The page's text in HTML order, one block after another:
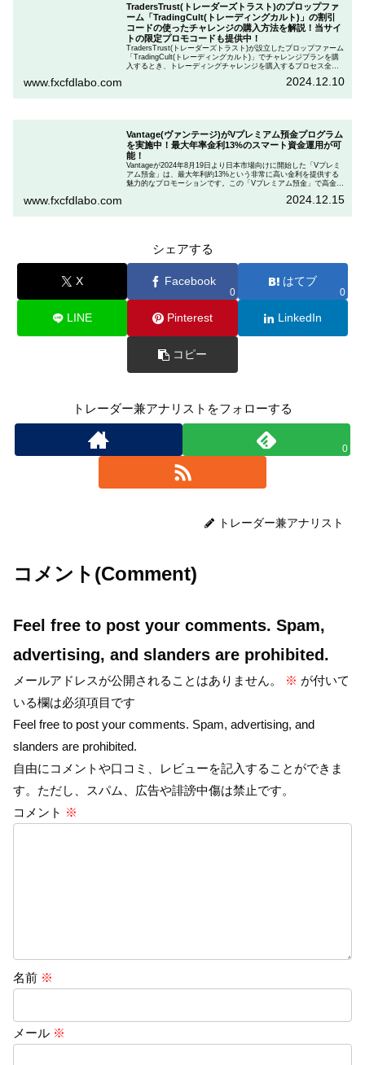
TradersTrust(トレーダーズトラスト)のプロップファ
ーム「TradingCult(トレーディングカルト)」の割引
コードの使ったチャレンジの購入方法を解説！当サイ
トの限定プロモコードも提供中！
TradersTrust(トレーダーズトラスト)が設立したプロップファーム
「TradingCult(トレーディングカルト)」でチャレンジプランを購
入するとき、トレーディングチャレンジを購入するプロセス全体
ます。さらに、TradingCultがほぼ定期的に実施している割引コー
www.fxcfdlabo.com 2024.12.10
Vantage(ヴァンテージ)がVプレミアム預金プログラム
を実施中！最大年率金利13%のスマート資金運用が可
能！
Vantageが2024年8月19日より日本市場向けに開始した「Vプレミ
アム預金」は、最大年利約13%という非常に高い金利を提供する
魅力的なプロモーションです。この「Vプレミアム預金」で高金利
「Vプレミアム預金」を行いたい人は、この記事をしっかりと読ん
www.fxcfdlabo.com 2024.12.15
シェアする
X Facebook
0
はてブ
0
LINE Pinterest LinkedIn
コピー
トレーダー兼アナリストをフォローする
0
トレーダー兼アナリスト
コメント(Comment)
Feel free to post your comments. Spam,
advertising, and slanders are prohibited.
メールアドレスが公開されることはありません。 ※ が付いて
いる欄は必須項目です
Feel free to post your comments. Spam, advertising, and
slanders are prohibited.
自由にコメントや口コミ、レビューを記入することができま
す。ただし、スパム、広告や誹謗中傷は禁止です。
コメント ※
名前 ※
メール ※